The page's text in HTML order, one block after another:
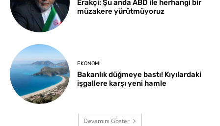
Erakçi: Şu anda ABD ile herhangi bir
müzakere yürütmüyoruz
EKONOMI
Bakanlık düğmeye bastı! Kıyılardaki
işgallere karşı yeni hamle
Devamını Göster